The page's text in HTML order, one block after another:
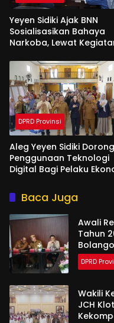
Yeyen Sidiki Ajak BNN
Sosialisasikan Bahaya
Narkoba, Lewat
DPRD Provinsi
Aleg Yeyen Sidiki Dorong
Penggunaan Teknologi
Digital Bagi Pelaku
Baca Juga
Awali
Tahun
DPRD
Wakili
JCH